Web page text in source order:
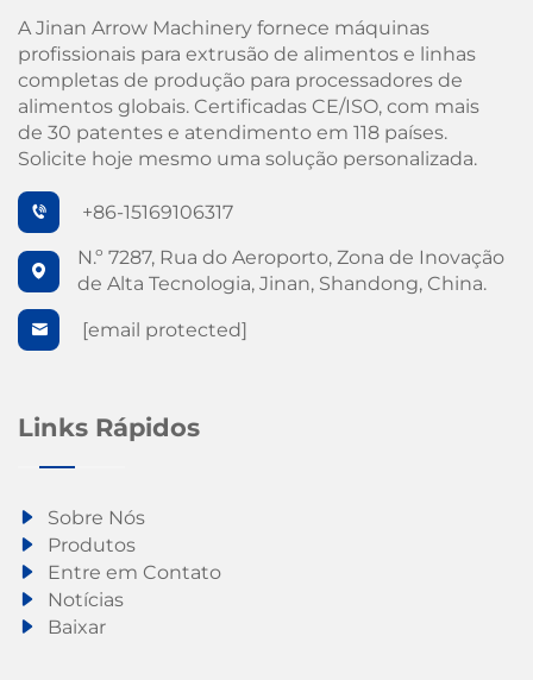
A Jinan Arrow Machinery fornece máquinas
profissionais para extrusão de alimentos e linhas
completas de produção para processadores de
alimentos globais. Certificadas CE/ISO, com mais
de 30 patentes e atendimento em 118 países.
Solicite hoje mesmo uma solução personalizada.
+86-15169106317
N.º 7287, Rua do Aeroporto, Zona de Inovação
de Alta Tecnologia, Jinan, Shandong, China.
[email protected]
Links Rápidos
Sobre Nós
Produtos
Entre em Contato
Notícias
Baixar